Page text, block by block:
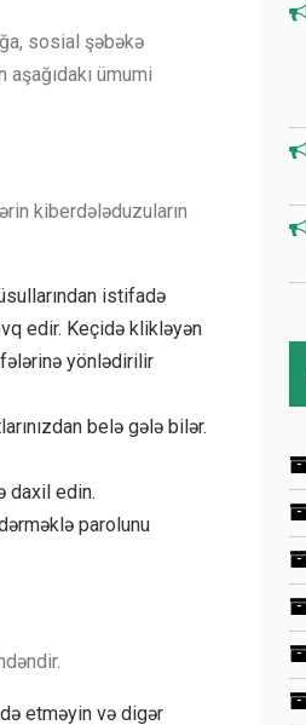
sosial şəbəkə
ümumi
kiberdələduzuların
istifadə
edir. Keçidə klikləyən
yönlədirilir
belə gələ bilər.
daxil edin.
parolunu
etməyin və digər